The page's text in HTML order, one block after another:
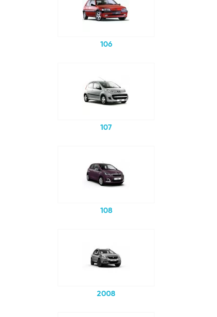
106
107
108
2008